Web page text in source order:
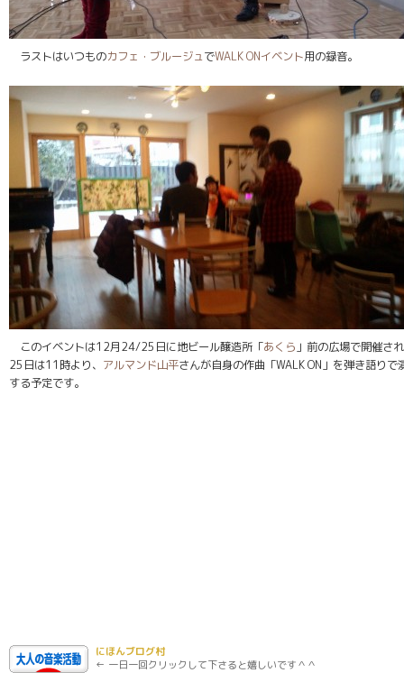
ラストはいつものカフェ・ブルージュでWALK ONイベント用の録音。
このイベントは12月24/25日に地ビール醸造所「あくら 」前の広場で開催さ
25日は11時より、 アルマンド山平さんが自身の作曲「WALK ON」を弾き語りで
する予定です。
にほんブログ村
← 一日一回クリックして下さると嬉しいです＾＾